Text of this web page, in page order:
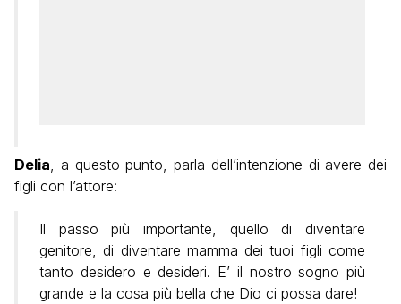
Delia, a questo punto, parla dell’intenzione di avere dei
figli con l’attore:
Il passo più importante, quello di diventare
genitore, di diventare mamma dei tuoi figli come
tanto desidero e desideri. E’ il nostro sogno più
grande e la cosa più bella che Dio ci possa dare!